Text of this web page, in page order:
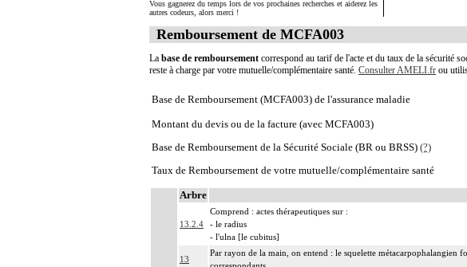
Vous gagnerez du temps lors de vos prochaines recherches et aiderez les
autres codeurs, alors merci !
Remboursement de MCFA003
La base de remboursement correspond au tarif de l'acte et du taux de la sécurité
reste à charge par votre mutuelle/complémentaire santé. Consulter AMELI.fr ou
Base de Remboursement (MCFA003) de l'assurance maladie
Montant du devis ou de la facture (avec MCFA003)
Base de Remboursement de la Sécurité Sociale (BR ou BRSS) (?)
Taux de Remboursement de votre mutuelle/complémentaire santé
Arbre
13.2.4
Comprend : actes thérapeutiques sur :
- le radius
- l'ulna [le cubitus]
13
Par rayon de la main, on entend : le squelette métacarpophalangien